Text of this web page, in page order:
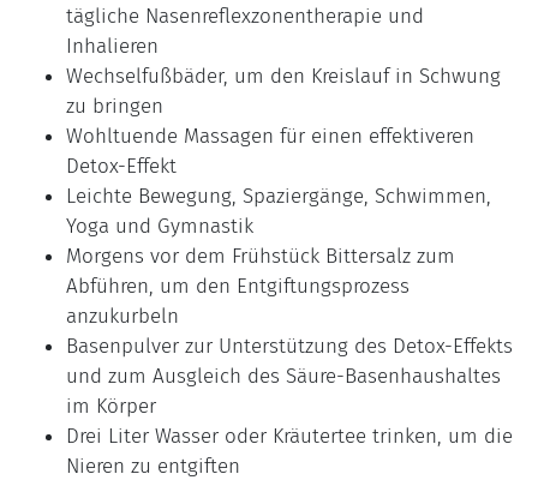
tägliche Nasenreflexzonentherapie und
Inhalieren
Wechselfußbäder, um den Kreislauf in Schwung
zu bringen
Wohltuende Massagen für einen effektiveren
Detox-Effekt
Leichte Bewegung, Spaziergänge, Schwimmen,
Yoga und Gymnastik
Morgens vor dem Frühstück Bittersalz zum
Abführen, um den Entgiftungsprozess
anzukurbeln
Basenpulver zur Unterstützung des Detox-Effekts
und zum Ausgleich des Säure-Basenhaushaltes
im Körper
Drei Liter Wasser oder Kräutertee trinken, um die
Nieren zu entgiften